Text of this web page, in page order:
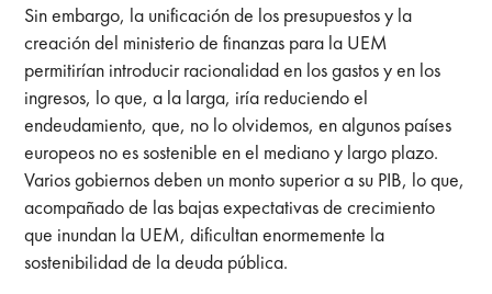
Sin embargo, la unificación de los presupuestos y la
creación del ministerio de finanzas para la UEM
permitirían introducir racionalidad en los gastos y en los
ingresos, lo que, a la larga, iría reduciendo el
endeudamiento, que, no lo olvidemos, en algunos países
europeos no es sostenible en el mediano y largo plazo.
Varios gobiernos deben un monto superior a su PIB, lo que,
acompañado de las bajas expectativas de crecimiento
que inundan la UEM, dificultan enormemente la
sostenibilidad de la deuda pública.